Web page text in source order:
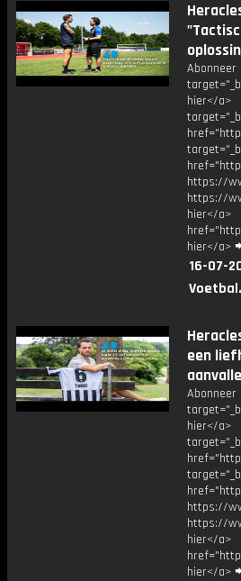
hier</
https://
https://
hier</a>
16-07-
een
hier</
https://
https://
hier</a>